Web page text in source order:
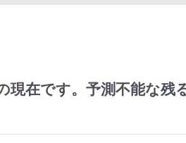
現在です。予測不能な残